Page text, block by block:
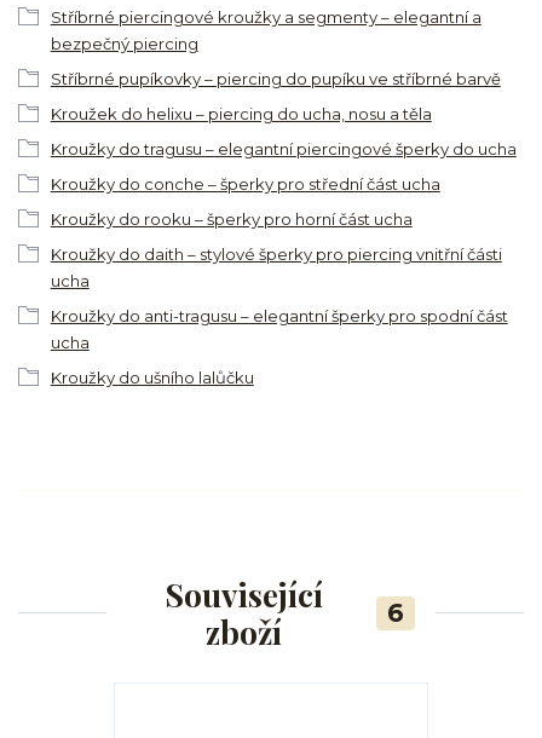
Stříbrné piercingové kroužky a segmenty – elegantní a
bezpečný piercing
Stříbrné pupíkovky – piercing do pupíku ve stříbrné barvě
Kroužek do helixu – piercing do ucha, nosu a těla
Kroužky do tragusu – elegantní piercingové šperky do ucha
Kroužky do conche – šperky pro střední část ucha
Kroužky do rooku – šperky pro horní část ucha
Kroužky do daith – stylové šperky pro piercing vnitřní části
ucha
Kroužky do anti-tragusu – elegantní šperky pro spodní část
ucha
Kroužky do ušního lalůčku
Související
zboží
6